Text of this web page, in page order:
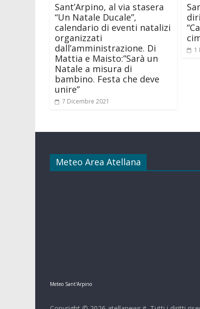
Sant’Arpino, al via stasera
“Un Natale Ducale”,
calendario di eventi natalizi
organizzati
dall’amministrazione. Di
Mattia e Maisto:”Sarà un
Natale a misura di
bambino. Festa che deve
unire”
7 Dicembre 2021
1
Meteo Area Atellana
Meteo Sant'Arpino